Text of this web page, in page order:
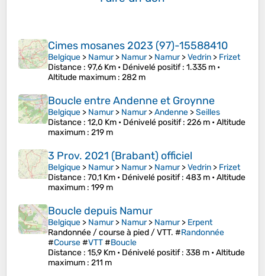
Cimes mosanes 2023 (97)-15588410
Belgique > Namur> Namur> Namur>Vedrin > Frizet
Distance : 97,6 Km • Dénivelé positif: 1.335 m •
Altitude maximum : 282 m
Boucle entre Andenne et Groynne
Belgique > Namur> Namur>Andenne >Seilles
Distance : 12,0 Km • Dénivelé positif: 226 m •Altitude
maximum : 219 m
3 Prov. 2021 (Brabant) officiel
Belgique > Namur> Namur> Namur>Vedrin > Frizet
Distance : 70,1 Km • Dénivelé positif: 483 m •Altitude
maximum : 199 m
Boucle depuis Namur
Belgique > Namur> Namur> Namur> Erpent
Randonnée / course à pied / VTT. #Randonnée
#Course#VTT#Boucle
Distance : 15,9 Km • Dénivelé positif: 338 m •Altitude
maximum : 211 m